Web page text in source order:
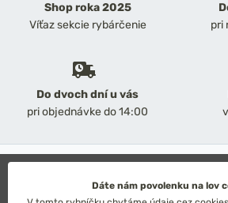
Shop roka 2025
Víťaz sekcie rybárčenie
pri
Do dvoch dní u vás
pri objednávke do 14:00
Obchodné
Ochrana osobných
Dáte nám povolenku na lov